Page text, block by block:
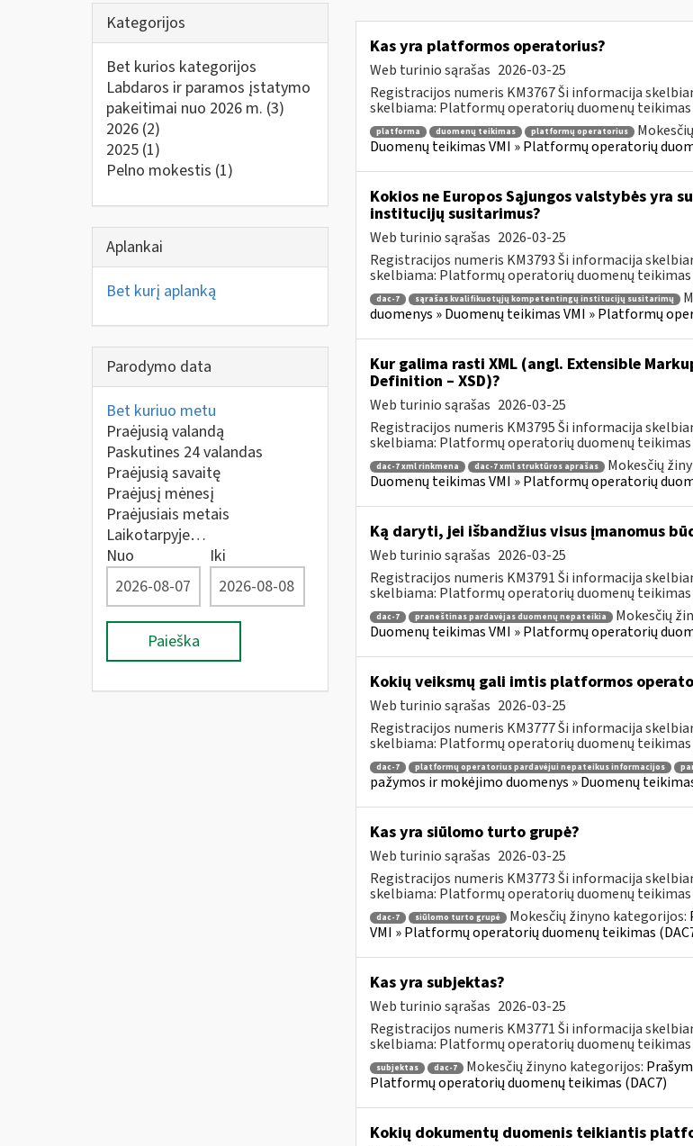
Kategorijos
Bet kurios kategorijos
Labdaros ir paramos įstatymo
pakeitimai nuo 2026 m. (3)
2026 (2)
2025 (1)
Pelno mokestis (1)
Aplankai
Bet kurį aplanką
Parodymo data
Bet kuriuo metu
Praėjusią valandą
Paskutines 24 valandas
Praėjusią savaitę
Praėjusį mėnesį
Praėjusiais metais
Laikotarpyje…
Nuo
Iki
Paieška
Kas yra platformos operatorius?
Web turinio sąrašas 2026-03-25
Registracijos numeris KM3767 Ši informacija
skelbiama: Platformų operatorių duomenų teikimas
platforma duomenų teikimas platformų operatorius
Duomenų teikimas VMI » Platformų operatorių
Kokios ne Europos Sąjungos valstybės yra
institucijų susitarimus?
Web turinio sąrašas 2026-03-25
Registracijos numeris KM3793 Ši informacija
skelbiama: Platformų operatorių duomenų teikimas
dac-7 sąrašas kvalifikuotųjų kompetentingų institucijų susitarimų
duomenys » Duomenų teikimas VMI » Platformų
Kur galima rasti XML (angl. Extensible
Definition – XSD)?
Web turinio sąrašas 2026-03-25
Registracijos numeris KM3795 Ši informacija
skelbiama: Platformų operatorių duomenų teikimas
dac-7 xml rinkmena dac-7 xml struktūros aprašas Mokesčių
Duomenų teikimas VMI » Platformų operatorių
Ką daryti, jei išbandžius visus įmanomus
Web turinio sąrašas 2026-03-25
Registracijos numeris KM3791 Ši informacija
skelbiama: Platformų operatorių duomenų teikimas
dac-7 praneštinas pardavėjas duomenų nepateikia Mokesčių
Duomenų teikimas VMI » Platformų operatorių
Kokių veiksmų gali imtis platformos
Web turinio sąrašas 2026-03-25
Registracijos numeris KM3777 Ši informacija
skelbiama: Platformų operatorių duomenų teikimas
dac-7 platformų operatorius pardavėjui nepateikus informacijos
pažymos ir mokėjimo duomenys » Duomenų
Kas yra siūlomo turto grupė?
Web turinio sąrašas 2026-03-25
Registracijos numeris KM3773 Ši informacija
skelbiama: Platformų operatorių duomenų teikimas
dac-7 siūlomo turto grupė Mokesčių žinyno kategorijos:
VMI » Platformų operatorių duomenų teikimas
Kas yra subjektas?
Web turinio sąrašas 2026-03-25
Registracijos numeris KM3771 Ši informacija
skelbiama: Platformų operatorių duomenų teikimas
subjektas dac-7 Mokesčių žinyno kategorijos:
Platformų operatorių duomenų teikimas (DAC7)
Kokių dokumentų duomenis teikiantis